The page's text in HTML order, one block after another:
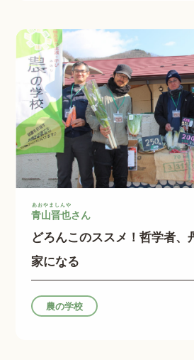
青山晋也
あおやましんや
さん
どろんこのススメ！哲学者、
家になる
農の学校